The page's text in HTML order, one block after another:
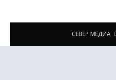
СЕВЕР МЕДИА